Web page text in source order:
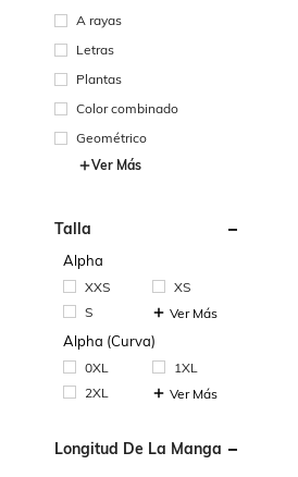
A rayas
Letras
Plantas
Color combinado
Geométrico
Ver Más
Talla
Alpha
XXS
XS
S
Ver Más
Alpha (Curva)
0XL
1XL
2XL
Ver Más
Longitud De La Manga